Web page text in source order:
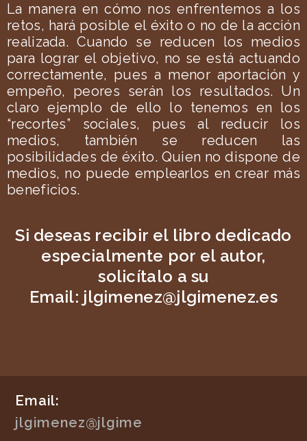
La manera en cómo nos enfrentemos a los
retos, hará posible el éxito o no de la acción
realizada. Cuando se reducen los medios
para lograr el objetivo, no se está actuando
correctamente, pues a menor aportación y
empeño, peores serán los resultados. Un
claro ejemplo de ello lo tenemos en los
“recortes” sociales, pues al reducir los
medios, también se reducen las
posibilidades de éxito. Quien no dispone de
medios, no puede emplearlos en crear más
beneficios.
Si deseas recibir el libro dedicado
especialmente por el autor,
solicítalo a su
Email: jlgimenez@jlgimenez.es
Email:
jlgimenez@jlgime